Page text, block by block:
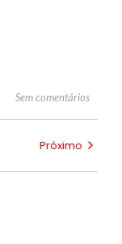
Sem comentários
Próximo